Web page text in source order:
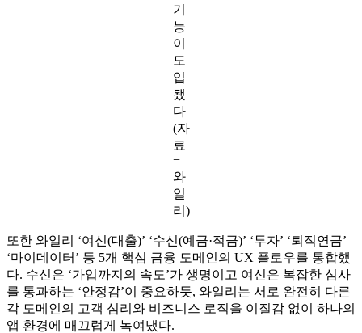
기
능
이
도
입
됐
다
(자
료
=
와
일
리)
또한 와일리 ‘여신(대출)’ ‘수신(예금·적금)’ ‘투자’ ‘퇴직연금’
‘마이데이터’ 등 5개 핵심 금융 도메인의 UX 플로우를 통합했
다. 수신은 ‘가입까지의 속도’가 생명이고 여신은 복잡한 심사
를 통과하는 ‘안정감’이 중요하듯, 와일리는 서로 완전히 다른
각 도메인의 고객 심리와 비즈니스 로직을 이질감 없이 하나의
앱 환경에 매끄럽게 녹여냈다.